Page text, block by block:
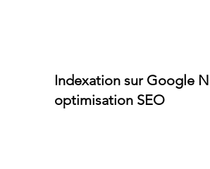
Indexation sur Google
optimisation SEO